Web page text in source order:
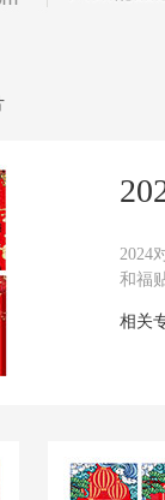
2024
和福
相关